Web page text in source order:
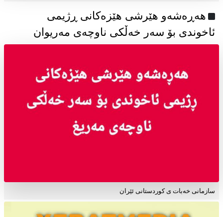
هەڕەشەو هێرشی هێزەکانی ڕژیمی
ئاخوندی بۆ سەر خەڵکی ناوچەی مەریوان
سازمانی خەبات ی کوردستانی ئێران